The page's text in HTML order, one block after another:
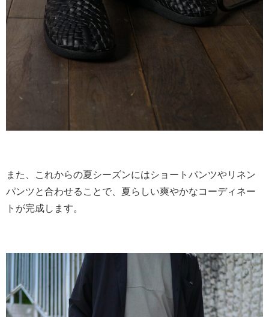
また、これからの夏シーズンにはショートパンツやリネン
パンツと合わせることで、夏らしい爽やかなコーディネー
トが完成します。